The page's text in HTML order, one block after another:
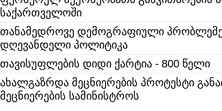
საქართველოში
თანამედროვე დემოგრაფიული
დღევანდელი პოლიტიკა
თავისუფლების დიდი ქარტია - 800 წელი
ახალგაზრდა მეცნიერების პროტესტი
მეცნიერების სამინისტროს